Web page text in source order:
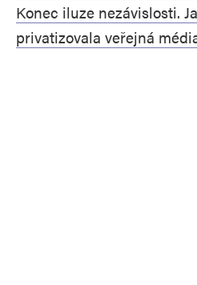
Konec iluze nezávislosti.
privatizovala veřejná